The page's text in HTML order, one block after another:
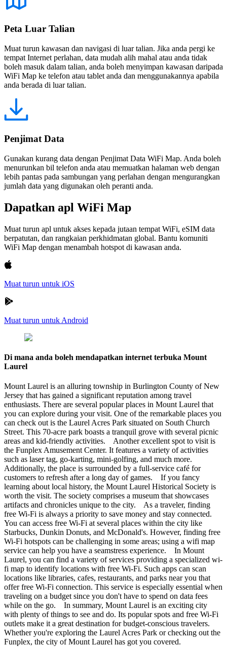
Peta Luar Talian
Muat turun kawasan dan navigasi di luar talian. Jika anda pergi ke
tempat Internet perlahan, data mudah alih mahal atau anda tidak
boleh masuk dalam talian, anda boleh menyimpan kawasan daripada
WiFi Map ke telefon atau tablet anda dan menggunakannya apabila
anda berada di luar talian.
Penjimat Data
Gunakan kurang data dengan Penjimat Data WiFi Map. Anda boleh
menurunkan bil telefon anda atau memuatkan halaman web dengan
lebih pantas pada sambungan yang perlahan dengan mengurangkan
jumlah data yang digunakan oleh peranti anda.
Dapatkan apl WiFi Map
Muat turun apl untuk akses kepada jutaan tempat WiFi, eSIM data
berpatutan, dan rangkaian perkhidmatan global. Bantu komuniti
WiFi Map dengan menambah hotspot di kawasan anda.
Muat turun untuk iOS
Muat turun untuk Android
Di mana anda boleh mendapatkan internet terbuka Mount
Laurel
Mount Laurel is an alluring township in Burlington County of New
Jersey that has gained a significant reputation among travel
enthusiasts. There are several popular places in Mount Laurel that
you can explore during your visit. One of the remarkable places you
can check out is the Laurel Acres Park situated on South Church
Street. This 70-acre park boasts a tranquil grove with several picnic
areas and kid-friendly activities. Another excellent spot to visit is
the Funplex Amusement Center. It features a variety of activities
such as laser tag, go-karting, mini-golfing, and much more.
Additionally, the place is surrounded by a full-service café for
customers to refresh after a long day of games. If you fancy
learning about local history, the Mount Laurel Historical Society is
worth the visit. The society comprises a museum that showcases
artifacts and chronicles unique to the city. As a traveler, finding
free Wi-Fi is always a priority to save money and stay connected.
You can access free Wi-Fi at several places within the city like
Starbucks, Dunkin Donuts, and McDonald's. However, finding free
Wi-Fi hotspots can be challenging in some areas; using a wifi map
service can help you have a seamstress experience. In Mount
Laurel, you can find a variety of services providing a specialized wi-
fi map to identify locations with free Wi-Fi. Such apps can scan
locations like libraries, cafes, restaurants, and parks near you that
offer free Wi-Fi connection. This service is especially essential when
traveling on a budget since you don't have to spend on data fees
while on the go. In summary, Mount Laurel is an exciting city
with plenty of things to see and do. Its popular spots and free Wi-Fi
outlets make it a great destination for budget-conscious travelers.
Whether you're exploring the Laurel Acres Park or checking out the
Funplex, the city of Mount Laurel has got you covered.